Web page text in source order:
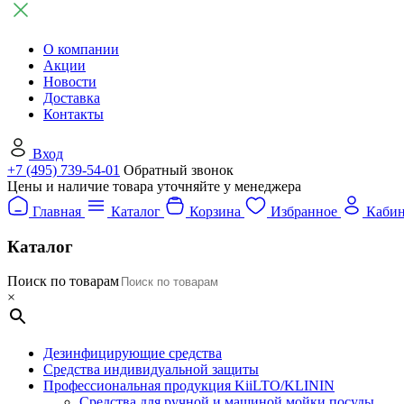
О компании
Акции
Новости
Доставка
Контакты
Вход
+7 (495) 739-54-01 Обратный звонок
Цены и наличие товара уточняйте у менеджера
Главная
Каталог Корзина Избранное
Каталог
Поиск по товарам
×
Дезинфицирующие средства
Средства индивидуальной защиты
Профессиональная продукция KiiLTO/KLININ